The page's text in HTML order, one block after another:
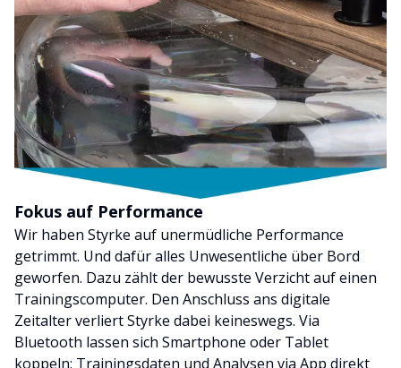
Fokus auf Performance
Wir haben Styrke auf unermüdliche Performance
getrimmt. Und dafür alles Unwesentliche über Bord
geworfen. Dazu zählt der bewusste Verzicht auf einen
Trainingscomputer. Den Anschluss ans digitale
Zeitalter verliert Styrke dabei keineswegs. Via
Bluetooth lassen sich Smartphone oder Tablet
koppeln: Trainingsdaten und Analysen via App direkt